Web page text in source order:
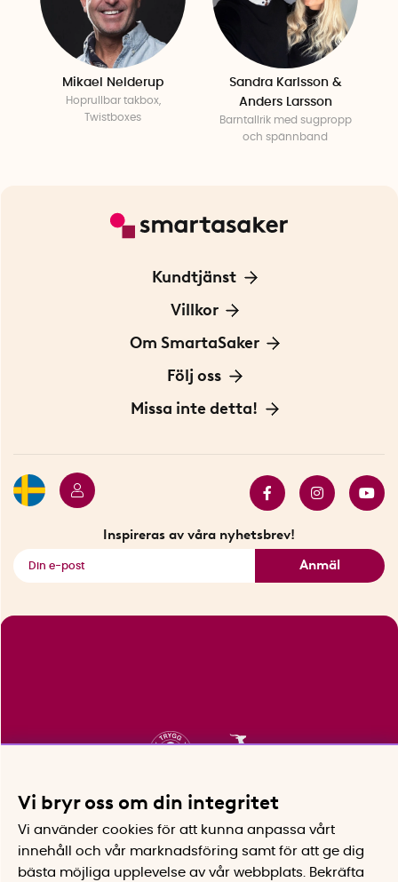
Mikael Nelderup
Hoprullbar takbox,
Twistboxes
Sandra Karlsson &
Anders Larsson
Barntallrik med sugpropp
och spännband
Kundtjänst
Kontakta oss
För Företag
Villkor
Frakt och leverans
Personuppgiftspolicy
Om SmartaSaker
Om oss
Vår historia
Följ oss
Blogg: Smarta tips
Missa inte detta!
Inspireras av våra nyhetsbrev!
Anmäl
Vi bryr oss om din integritet
Vi använder cookies för att kunna anpassa vårt
innehåll och vår marknadsföring samt för att ge dig
bästa möjliga upplevelse av vår webbplats.
Bekräfta